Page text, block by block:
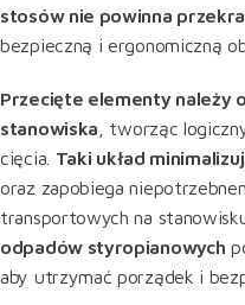
stosów nie powinna
bezpieczną i ergonomiczną
Przecięte elementy należy
stanowiska , tworząc
cięcia. Taki układ
oraz zapobiega
transportowych na
odpadów styropianowych
aby utrzymać porządek i